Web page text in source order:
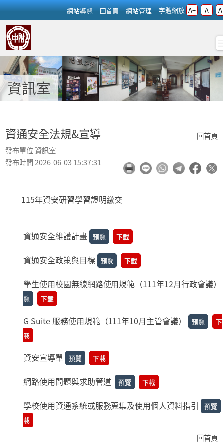
跳過上區塊
::: 網站導覽 回首頁 網站管理 字體縮放 A+ A
資通安全法規&宣導 - 資訊室 - 國立
資訊室
:::
資通安全法規&宣導
發布單位 資訊室
發布時間 2026-06-03 15:37:31
回首頁
115年資安研習學習證明繳交
資通安全維護計畫 預覽 下載
資通安全政策與目標 預覽 下載
學生使用校園無線網路使用規範（111年12月行政會議）
覽 下載
G Suite 服務使用規範（111年10月主管會議） 預覽
下
載
資安宣導單 預覽 下載
網路使用問題與求助管道 預覽 下載
學校使用資通系統或服務蒐集及使用個人資料指引
預覽
載
回首頁